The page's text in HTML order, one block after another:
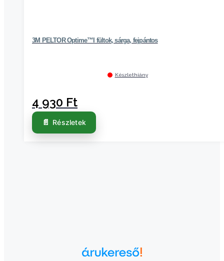
3M PELTOR Optime™I fültok, sárga, fejpántos
Készlethiány
4 930 Ft
Részletek